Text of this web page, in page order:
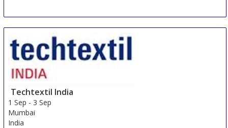
Techtextil India
1 Sep - 3 Sep
Mumbai
India